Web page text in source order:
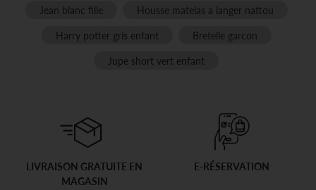
Jean blanc fille
Housse matelas a langer nattou
Harry potter gris enfant
Bretelle garcon
Jupe short vert enfant
LIVRAISON GRATUITE EN
MAGASIN
E-RÉSERVATION